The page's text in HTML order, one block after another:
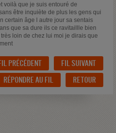
voilà que je suis entouré de
être inquiète de plus les gens qui
certain âge l autre jour sa sentais
que sa dure ils ce ravitaillle bien
loin de chez lui moi je dirais que
PRÉCÉDENT
FIL SUIVANT
RÉPONDRE AU FIL
RETOUR